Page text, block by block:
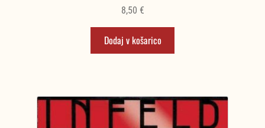
8,50 €
Dodaj v košarico